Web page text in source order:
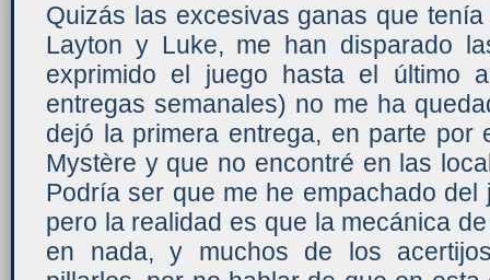
Quizás las excesivas ganas que
Layton y Luke, me han disparado
exprimido el juego hasta el último
entregas semanales) no me ha
dejó la primera entrega, en parte por
Mystère y que no encontré en las
Podría ser que me he empachado
pero la realidad es que la mecánica
en nada, y muchos de los